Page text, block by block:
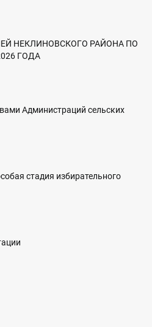
НЕКЛИНОВСКОГО РАЙОНА ПО
ГОДА
Администраций сельских
стадия избирательного